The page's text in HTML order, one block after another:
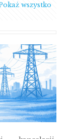
wszystko